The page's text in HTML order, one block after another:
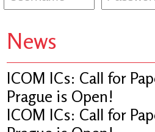
News
ICOM ICs: Call for
Prague is Open!
ICOM ICs: Call for